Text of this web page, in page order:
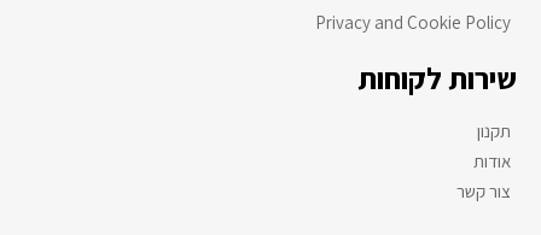
Privacy and Cookie Policy
שירות לקוחות
תקנון
אודות
צור קשר